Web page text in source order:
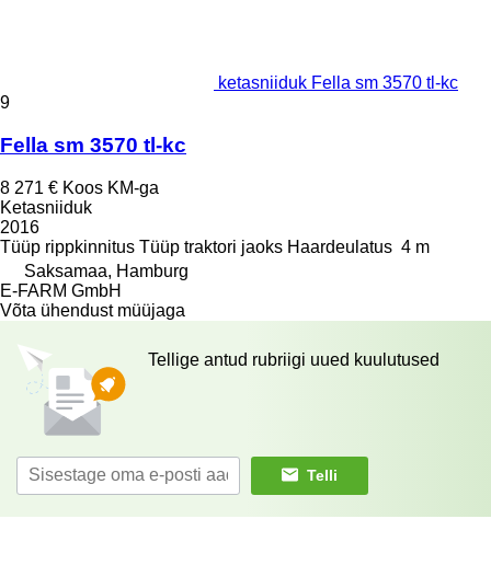
ketasniiduk Fella sm 3570 tl-kc
9
Fella sm 3570 tl-kc
8 271 € Koos KM-ga
Ketasniiduk
2016
Tüüp rippkinnitus Tüüp traktori jaoks Haardeulatus 4 m
Saksamaa, Hamburg
E-FARM GmbH
Võta ühendust müüjaga
Tellige antud rubriigi uued kuulutused
Telli